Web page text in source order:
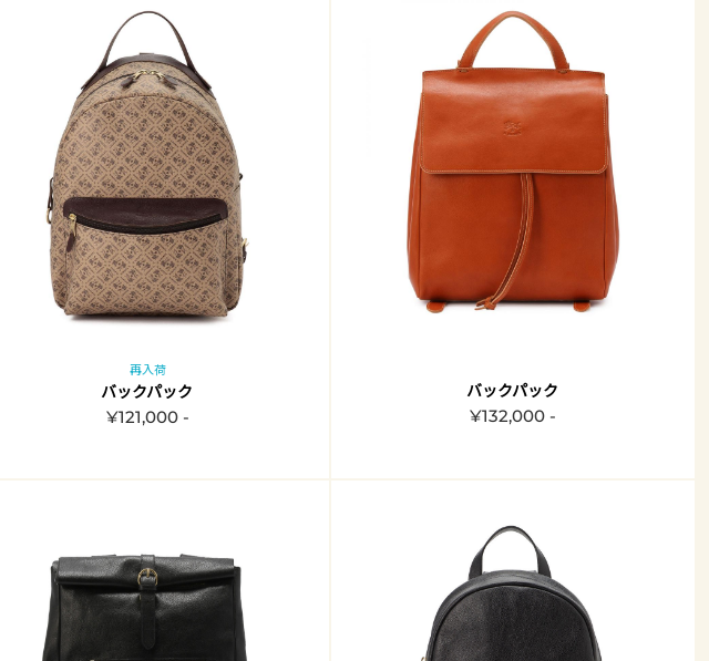
再入荷
バックパック
¥121,000 -
バックパック
¥132,000 -